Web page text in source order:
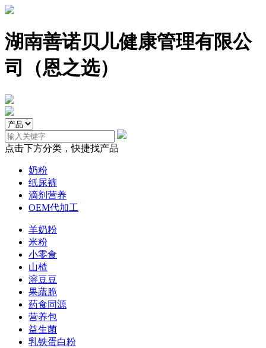
湖南善诺贝儿健康管理有限公
司（恩之选）
点击下方分类，快捷找产品
奶粉
纸尿裤
滴剂营养
OEM代加工
羊奶粉
米粉
小零食
山楂
溶豆豆
果蔬脆
药食同源
营养包
益生菌
乳铁蛋白粉